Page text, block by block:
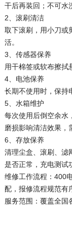
干后再装回；不可水
2、滚刷清洁
取下滚刷，用小刀或
活。
3、传感器保养
用干棉签或软布擦拭
4、电池保养
长期不使用时，保持
5、水箱维护
每次使用后倒空余水
磨损影响清洁效果，
6、存放保养
清理尘盒、滚刷、滤
是否正常，充电测试
维修工作流程：400
配，报修流程规范有
服务范围：覆盖全国